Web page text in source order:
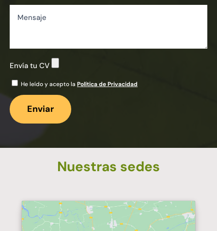
Envía tu CV
He leído y acepto la Política de Privacidad
Por favor, deja este campo vacío.
Nuestras sedes